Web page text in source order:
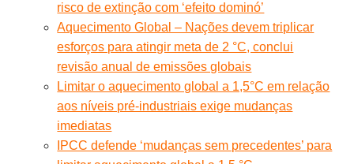
risco de extinção com ‘efeito dominó’
Aquecimento Global – Nações devem triplicar
esforços para atingir meta de 2 °C, conclui
revisão anual de emissões globais
Limitar o aquecimento global a 1,5°C em relação
aos níveis pré-industriais exige mudanças
imediatas
IPCC defende ‘mudanças sem precedentes’ para